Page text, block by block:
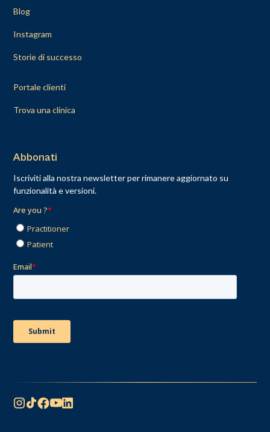
Blog
Instagram
Storie di successo
Portale clienti
Trova una clinica
Abbonati
Iscriviti alla nostra newsletter per rimanere aggiornato su
funzionalità e versioni.